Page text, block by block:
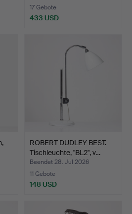
17 Gebote
433 USD
ROBERT DUDLEY BEST.
Tischleuchte, "BL2", v…
Beendet 28. Jul 2026
11 Gebote
148 USD